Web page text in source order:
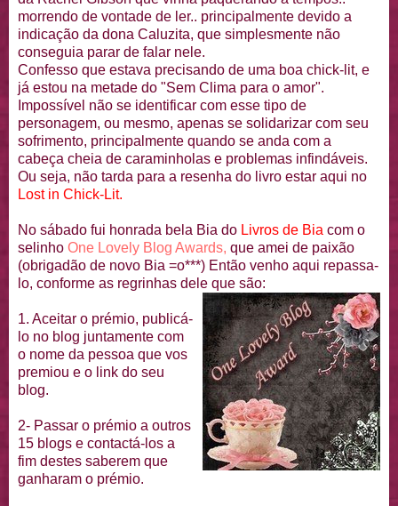
morrendo de vontade de ler.. principalmente devido a
indicação da dona Caluzita, que simplesmente não
conseguia parar de falar nele.
Confesso que estava precisando de uma boa chick- lit, e
já estou na metade do "Sem Clima para o amor".
Impossível não se identificar com esse tipo de
personagem, ou mesmo, apenas se solidarizar com seu
sofrimento, principalmente quando se anda com a
cabeça cheia de caraminholas e problemas infindáveis.
Ou seja, não tarda para a resenha do livro estar aqui no
Lost in Chick-Lit.
No sábado fui honrada bela Bia do Livros de Bia com o
selinho One Lovely Blog Awards, que amei de paixão
(obrigadão de novo Bia =o***) Então venho aqui repassa-
lo, conforme as regrinhas dele que são:
1. Aceitar o prémio, publicá-
lo no blog juntamente com
o nome da pessoa que vos
premiou e o link do seu
blog.
2- Passar o prémio a outros
15 blogs e contactá-los a
fim destes saberem que
ganharam o prémio.